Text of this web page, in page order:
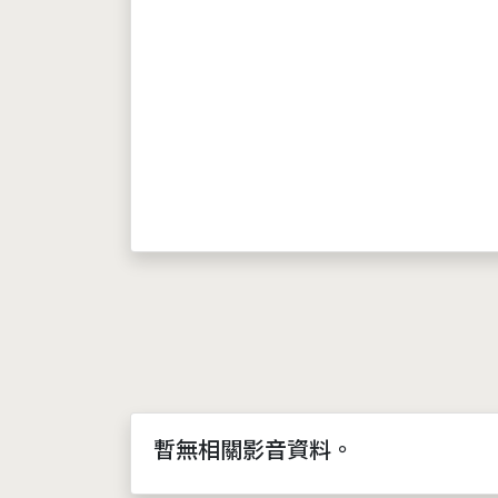
暫無相關影音資料。